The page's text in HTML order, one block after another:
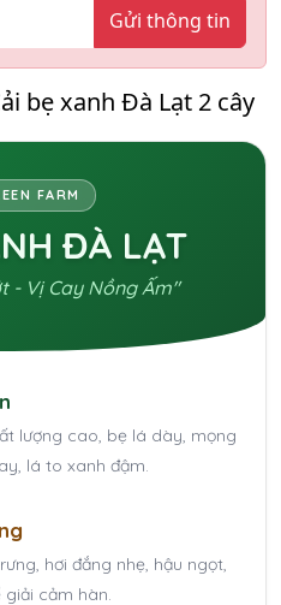
Gửi thông tin
bẹ xanh Đà Lạt 2 cây
FARM
ĐÀ LẠT
- Vị Cay Nồng Ấm"
lượng cao, bẹ lá dày, mọng
lá to xanh đậm.
hơi đắng nhẹ, hậu ngọt,
cảm hàn.